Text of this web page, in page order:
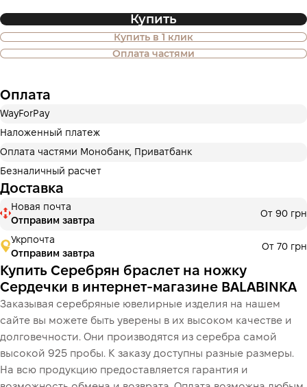
Купить
Купить в 1 клик
Оплата частями
Также доступна покупка товара в
оплату частями
Оплату можно разделить на 2 или 3 платежа. Без
дополнительных комиссий для покупателей.
3 месяцы
Оплата частями МоноБанк
Оплату можно разделить на 2 или 3 платежа. Без
дополнительных комиссий для покупателей.
Количество платежей выбирается на шаге оплаты в
3 месяцых746.67 ₴ =2 240 ₴
Це ще не оформлення кредитного договору. Ви просто
переходите до наступного кроку.
Купить
Оплата
WayForPay
Наложенный платеж
Оплата частями Монобанк, Приватбанк
Безналичный расчет
Доставка
Новая почта
Отправим завтра
От 90 грн
Укрпочта
Отправим завтра
От 70 грн
Купить Серебрян браслет на ножку
Сердечки в интернет-магазине BALABINKA
Заказывая серебряные ювелирные изделия на нашем
сайте вы можете быть уверены в их высоком качестве и
долговечности. Они производятся из серебра самой
высокой 925 пробы. К заказу доступны разные размеры.
На всю продукцию предоставляется гарантия и